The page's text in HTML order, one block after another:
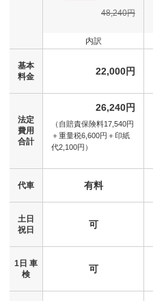
48,240円
内訳
基本
料金
22,000円
法定
費用
合計
26,240円
（自賠責保険料17,540円
＋重量税6,600円＋印紙
代2,100円）
代車 有料
土日
祝日
可
1日 車
検
可